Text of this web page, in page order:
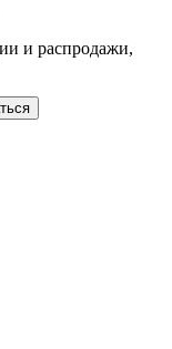
и распродажи,